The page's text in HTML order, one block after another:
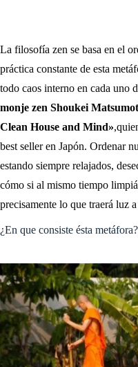
La filosofía zen se basa en el
práctica constante de esta
todo caos interno en cada uno
monje zen Shoukei
Clean House and Mind»
best seller en Japón. Ordenar
estando siempre relajados,
cómo si al mismo tiempo
precisamente lo que traerá luz
¿En que consiste ésta metáfora?